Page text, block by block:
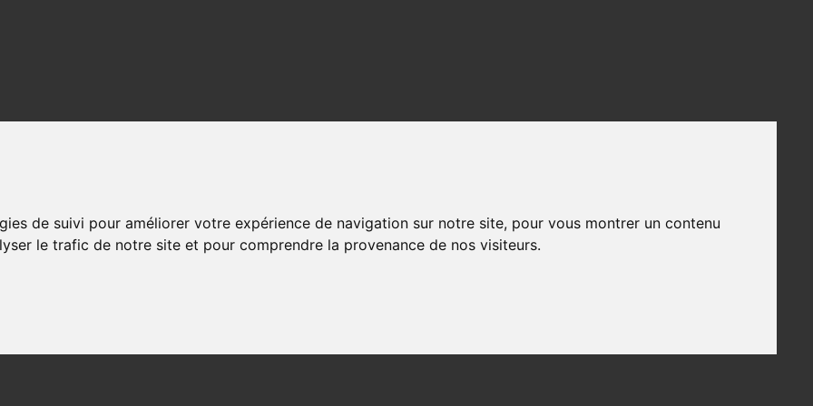
de suivi pour améliorer votre expérience de navigation sur notre site, pour vous montrer un contenu
le trafic de notre site et pour comprendre la provenance de nos visiteurs.